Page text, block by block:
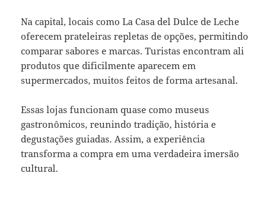
Na capital, locais como La Casa del Dulce de Leche
oferecem prateleiras repletas de opções, permitindo
comparar sabores e marcas. Turistas encontram ali
produtos que dificilmente aparecem em
supermercados, muitos feitos de forma artesanal.
Essas lojas funcionam quase como museus
gastronômicos, reunindo tradição, história e
degustações guiadas. Assim, a experiência
transforma a compra em uma verdadeira imersão
cultural.